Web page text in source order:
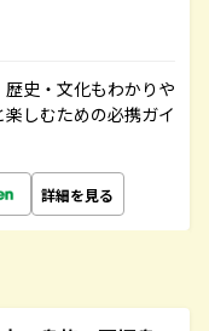
史・文化もわかりや
しむための必携ガイ
詳細を見る